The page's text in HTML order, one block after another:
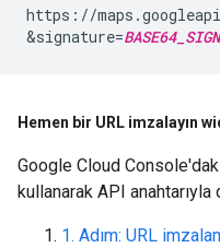
https://
&signature=
Hemen bir URL imzalayın
Google Cloud
kullanarak API
1. Adım: URL